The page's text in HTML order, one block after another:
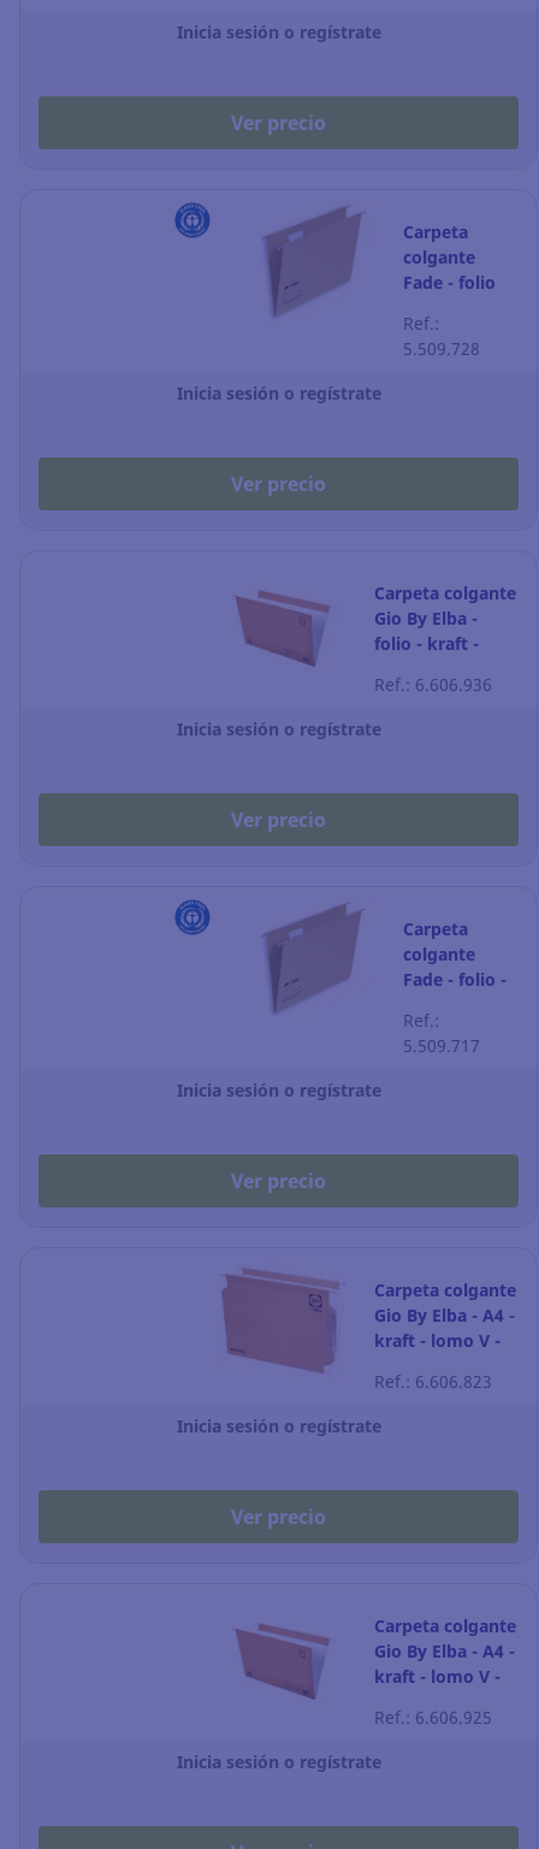
Inicia sesión o regístrate
Ver precio
Carpeta
colgante
Fade - folio
kraft - lomo V
- Pack de 25
Ref.:
5.509.728
Inicia sesión o regístrate
Ver precio
Carpeta colgante
Gio By Elba -
folio - kraft -
25
Ref.: 6.606.936
Inicia sesión o regístrate
Ver precio
Carpeta
colgante
Fade - folio -
- Pack de 25
Ref.:
5.509.717
Inicia sesión o regístrate
Ver precio
Carpeta colgante
Gio By Elba - A4 -
kraft - lomo V -
Ref.: 6.606.823
Inicia sesión o regístrate
Ver precio
Carpeta colgante
Gio By Elba - A4 -
kraft - lomo V -
Ref.: 6.606.925
Inicia sesión o regístrate